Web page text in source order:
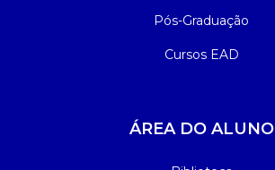
Pós-Graduação
Cursos EAD
ÁREA DO ALUNO